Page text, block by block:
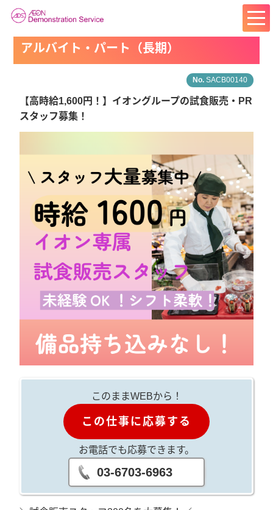
アルバイト・パート（長期）
SACB00140
【高時給1,600円！】イオングループの試食販売・PR
スタッフ募集！
このままWEBから！
この仕事に応募する
お電話でも応募できます。
03-6703-6963